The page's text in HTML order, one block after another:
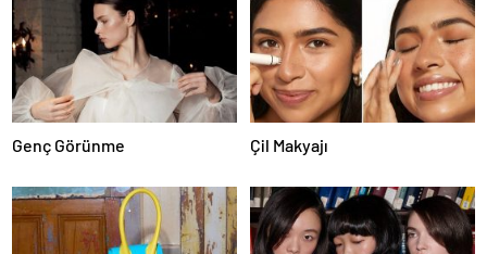
Genç Görünme Çil Makyajı